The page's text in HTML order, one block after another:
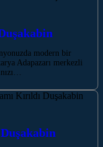
modern bir
Adapazarı merkezli